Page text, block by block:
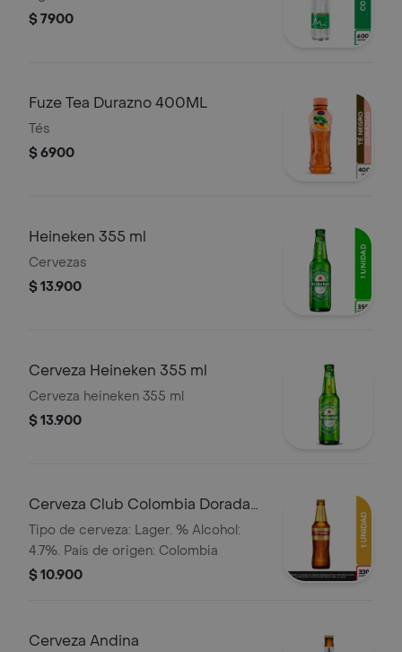
$ 7900
Fuze Tea Durazno 400ML
Tés
$ 6900
Heineken 355 ml
Cervezas
$ 13.900
Cerveza Heineken 355 ml
Cerveza heineken 355 ml
$ 13.900
Cerveza Club Colombia Dorada
Bot. 330ml
Tipo de cerveza: Lager. % Alcohol:
4.7%. País de origen: Colombia
$ 10.900
Cerveza Andina